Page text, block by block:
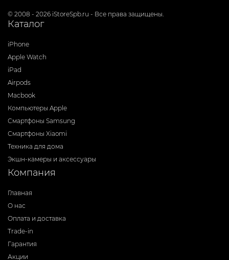
© 2008 - 2026 iStoreSpb.ru - Все права защищены.
Каталог
iPhone
Apple Watch
iPad
Airpods
Macbook
Компьютеры Apple
Смартфоны Samsung
Смартфоны Xiaomi
Техника для дома
Экшн-камеры и аксессуары
Компания
Главная
О нас
Оплата и доставка
Trade-in
Гарантия
Акции